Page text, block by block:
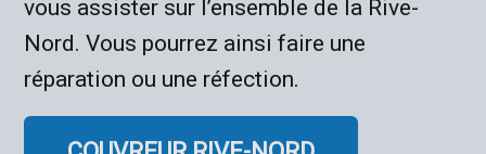
vous assister sur l’ensemble de la Rive-
Nord. Vous pourrez ainsi faire une
réparation ou une réfection.